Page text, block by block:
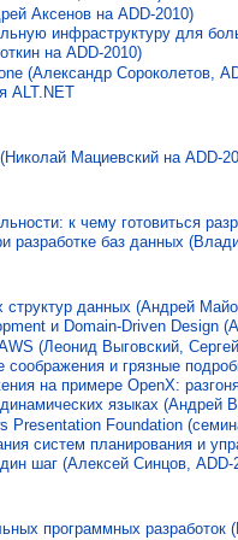
Аксенов на ADD-2010)
инфраструктуру для
на ADD-2010)
(Александр Сороколетов,
ALT.NET
Мациевский на ADD-
к чему готовиться
разработке баз данных
структур данных (Андрей
и Domain-Driven Design
(Леонид Выговский,
и грязные
на примере OpenX:
языках (Андрей
Presentation Foundation
систем планирования и
шаг (Алексей Синцов, ADD-
программных